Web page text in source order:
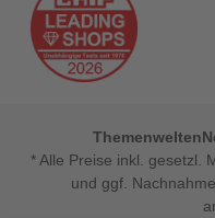
Themenwelten
* Alle Preise inkl. gesetzl.
und ggf.